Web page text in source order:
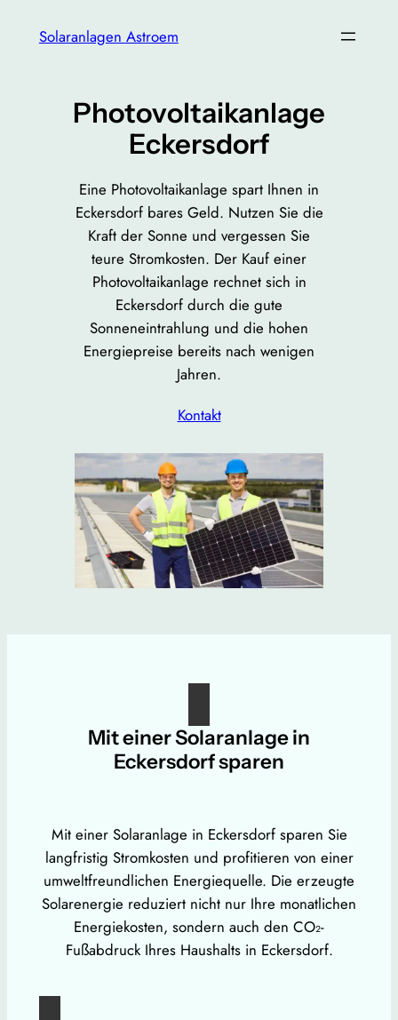
InhaltSolaranlagen Astroem
Photovoltaikanlage
Eckersdorf
Eine Photovoltaikanlage spart Ihnen in
Eckersdorf bares Geld. Nutzen Sie die
Kraft der Sonne und vergessen Sie
teure Stromkosten. Der Kauf einer
Photovoltaikanlage rechnet sich in
Eckersdorf durch die gute
Sonneneintrahlung und die hohen
Energiepreise bereits nach wenigen
Jahren.
Kontakt
Mit einer Solaranlage in
Eckersdorf sparen
Mit einer Solaranlage in Eckersdorf sparen Sie
langfristig Stromkosten und profitieren von einer
umweltfreundlichen Energiequelle. Die erzeugte
Solarenergie reduziert nicht nur Ihre monatlichen
Energiekosten, sondern auch den CO₂-
Fußabdruck Ihres Haushalts in Eckersdorf.